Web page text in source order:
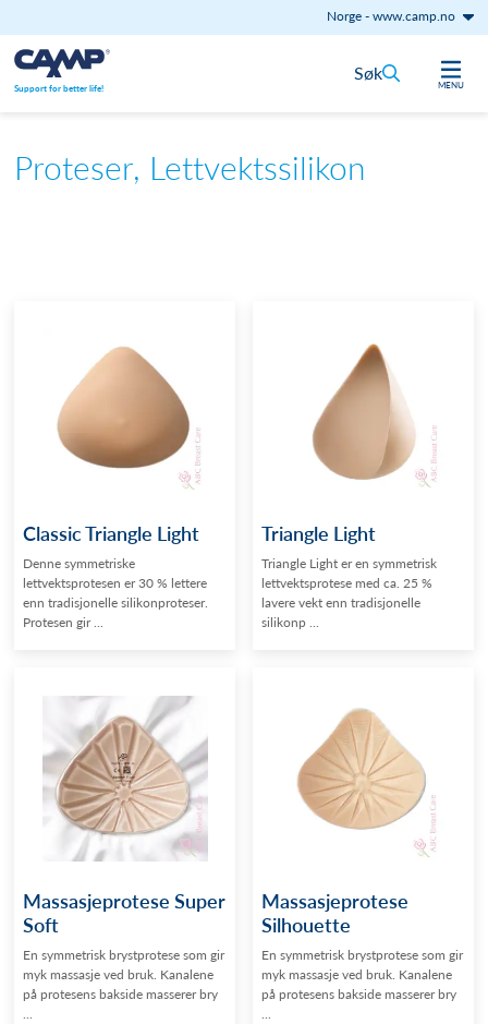
Norge-www.camp.no
Hopp til innhold
Support for better life! MENU
Søk
Proteser, Lettvektssilikon
Classic Triangle Light
Denne symmetriske
lettvektsprotesen er 30 % lettere
enn tradisjonelle silikonproteser.
Protesen gir ...
Triangle Light
Triangle Light er en symmetrisk
lettvektsprotese med ca. 25 %
lavere vekt enn tradisjonelle
silikonp ...
Massasjeprotese Super
Soft
En symmetrisk brystprotese som gir
myk massasje ved bruk. Kanalene
på protesens bakside masserer bry
...
Massasjeprotese
Silhouette
En symmetrisk brystprotese som gir
myk massasje ved bruk. Kanalene
på protesens bakside masserer bry
...